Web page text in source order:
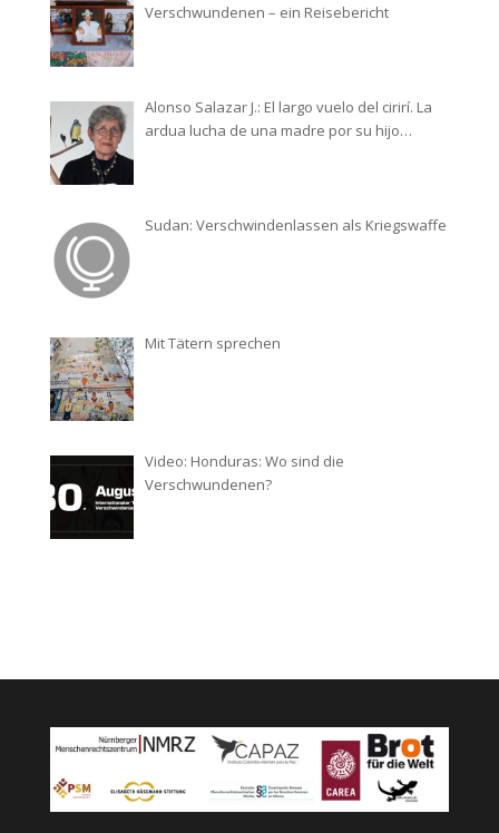
Verschwundenen – ein Reisebericht
Alonso Salazar J.: El largo vuelo del cirirí. La
ardua lucha de una madre por su hijo
Sudan: Verschwindenlassen als Kriegswaffe
Mit Tätern sprechen
Video: Honduras: Wo sind die
Verschwundenen?